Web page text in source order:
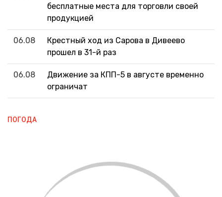
бесплатные места для торговли своей
продукцией
06.08
Крестный ход из Сарова в Дивеево
прошел в 31-й раз
06.08
Движение за КПП-5 в августе временно
ограничат
ПОГОДА